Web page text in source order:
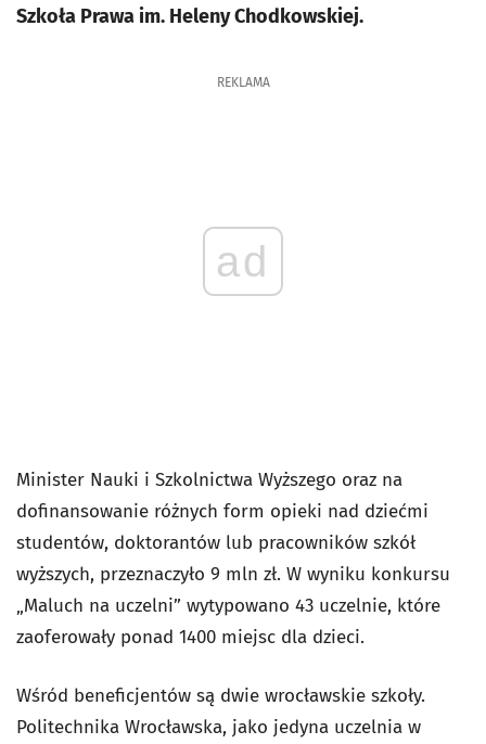
Szkoła Prawa im. Heleny Chodkowskiej.
REKLAMA
ad
Minister Nauki i Szkolnictwa Wyższego oraz na
dofinansowanie różnych form opieki nad dziećmi
studentów, doktorantów lub pracowników szkół
wyższych, przeznaczyło 9 mln zł. W wyniku konkursu
„Maluch na uczelni” wytypowano 43 uczelnie, które
zaoferowały ponad 1400 miejsc dla dzieci.
Wśród beneficjentów są dwie wrocławskie szkoły.
Politechnika Wrocławska, jako jedyna uczelnia w